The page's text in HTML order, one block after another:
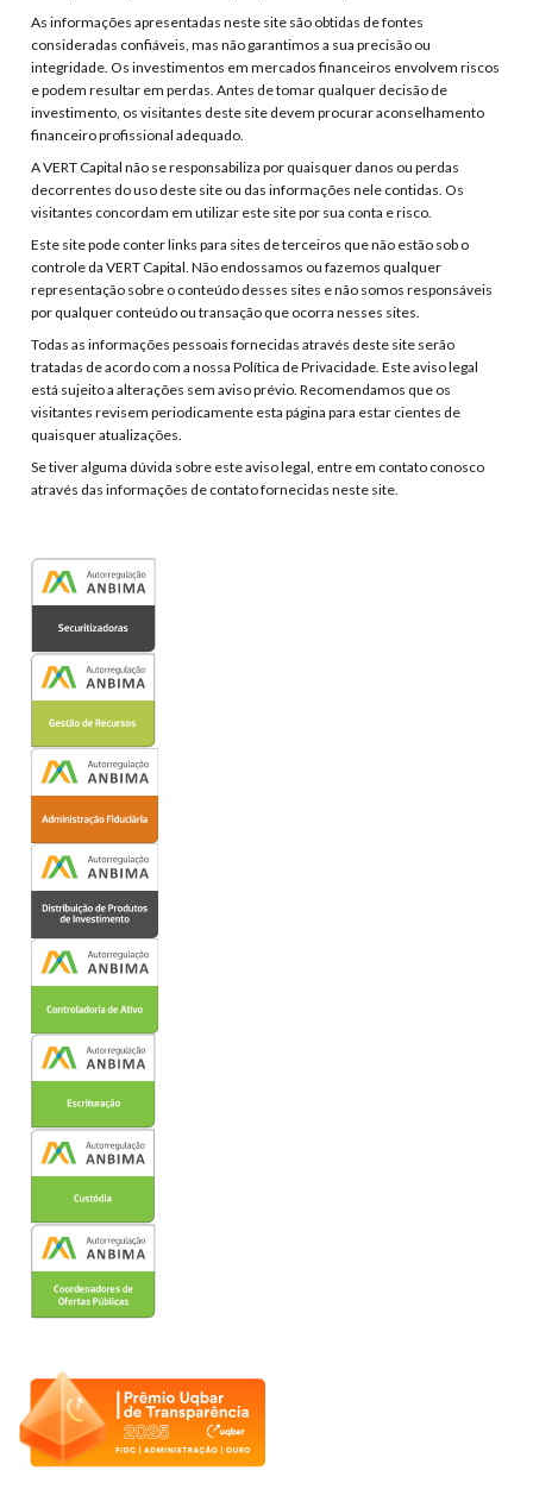
As informações apresentadas neste site são obtidas de fontes
consideradas confiáveis, mas não garantimos a sua precisão ou
integridade. Os investimentos em mercados financeiros envolvem riscos
e podem resultar em perdas. Antes de tomar qualquer decisão de
investimento, os visitantes deste site devem procurar aconselhamento
financeiro profissional adequado.
A VERT Capital não se responsabiliza por quaisquer danos ou perdas
decorrentes do uso deste site ou das informações nele contidas. Os
visitantes concordam em utilizar este site por sua conta e risco.
Este site pode conter links para sites de terceiros que não estão sob o
controle da VERT Capital. Não endossamos ou fazemos qualquer
representação sobre o conteúdo desses sites e não somos responsáveis
por qualquer conteúdo ou transação que ocorra nesses sites.
Todas as informações pessoais fornecidas através deste site serão
tratadas de acordo com a nossa Política de Privacidade. Este aviso legal
está sujeito a alterações sem aviso prévio. Recomendamos que os
visitantes revisem periodicamente esta página para estar cientes de
quaisquer atualizações.
Se tiver alguma dúvida sobre este aviso legal, entre em contato conosco
através das informações de contato fornecidas neste site.